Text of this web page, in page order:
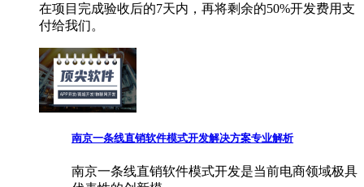
在项目完成验收后的7天内，再将剩余的50%开发费用支
付给我们。
南京一条线直销软件模式开发解决方案专业解析
南京一条线直销软件模式开发是当前电商领域极具